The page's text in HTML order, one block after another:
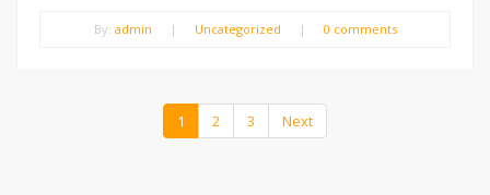
By: admin | Uncategorized | 0 comments
1 2 3 Next